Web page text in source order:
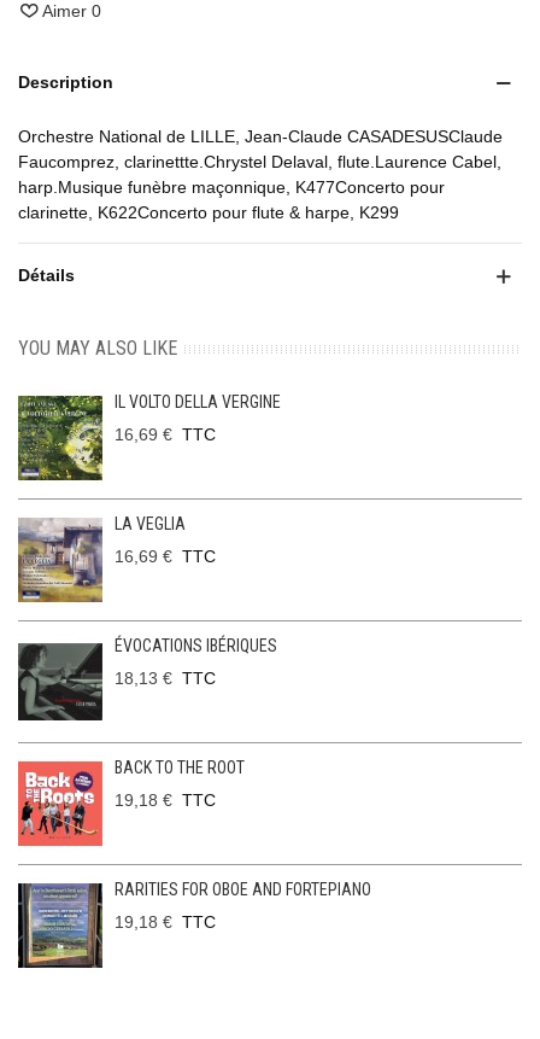
Aimer 0
Description
Orchestre National de LILLE, Jean-Claude CASADESUSClaude
Faucomprez, clarinettte.Chrystel Delaval, flute.Laurence Cabel,
harp.Musique funèbre maçonnique, K477Concerto pour
clarinette, K622Concerto pour flute & harpe, K299
Détails
YOU MAY ALSO LIKE
IL VOLTO DELLA VERGINE
16,69 € TTC
LA VEGLIA
16,69 € TTC
ÉVOCATIONS IBÉRIQUES
18,13 € TTC
BACK TO THE ROOT
19,18 € TTC
RARITIES FOR OBOE AND FORTEPIANO
19,18 € TTC